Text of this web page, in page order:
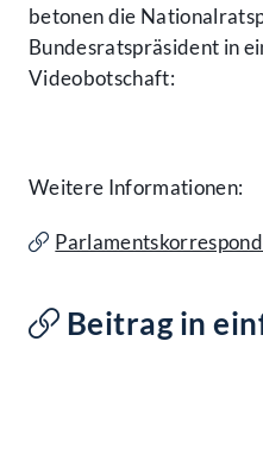
betonen die
Bundesratspräsident in
Videobotschaft:
Weitere Informationen:
Beitrag in